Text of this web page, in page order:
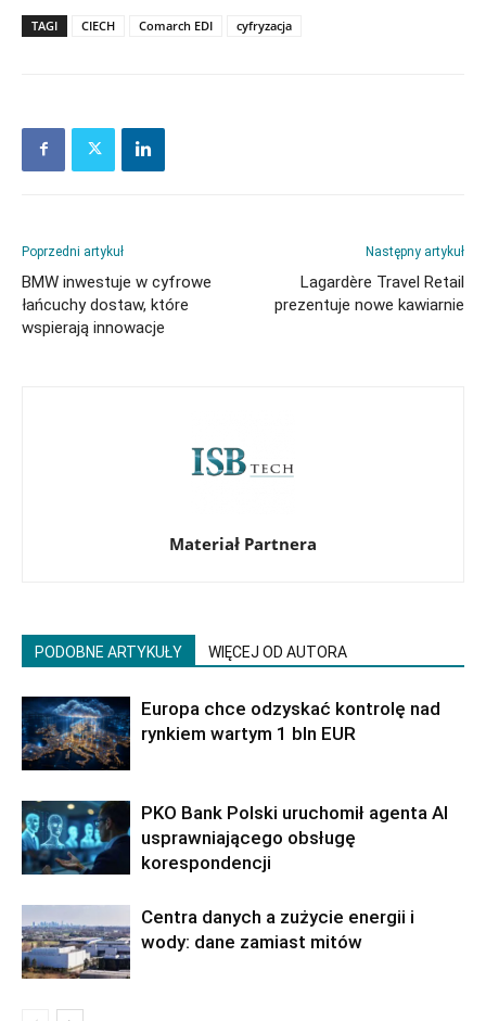
TAGI CIECH Comarch EDI cyfryzacja
Poprzedni artykuł
BMW inwestuje w cyfrowe
łańcuchy dostaw, które
wspierają innowacje
Następny artykuł
Lagardère Travel Retail
prezentuje nowe kawiarnie
Materiał Partnera
PODOBNE ARTYKUŁY WIĘCEJ OD AUTORA
Europa chce odzyskać kontrolę nad
rynkiem wartym 1 bln EUR
PKO Bank Polski uruchomił agenta AI
usprawniającego obsługę
korespondencji
Centra danych a zużycie energii i
wody: dane zamiast mitów